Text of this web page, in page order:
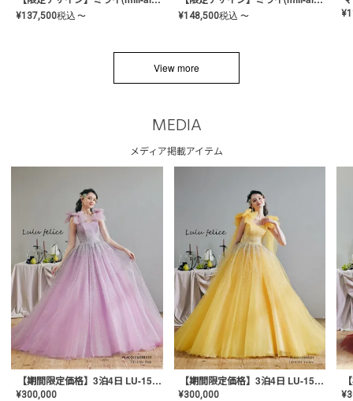
¥137,500税込 〜 ¥148,500税込 〜 ¥
View more
MEDIA
メディア掲載アイテム
【期間限定価格】3泊4日 LU-1501(Pink)
¥300,000
【期間限定価格】3泊4日 LU-1501(Yellow)
¥300,000 ¥